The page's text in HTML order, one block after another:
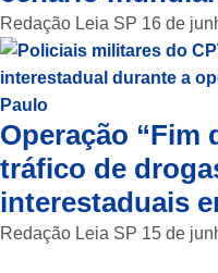
Redação Leia SP 16 de
Operação “Fim
tráfico de
interestaduais
Redação Leia SP 15 de